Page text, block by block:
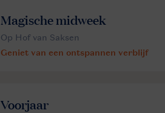
Magische midweek
Op Hof van Saksen
Geniet van een ontspannen verblijf
Voorjaar